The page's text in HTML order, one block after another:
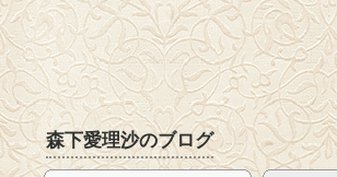
森下愛理沙のブログ